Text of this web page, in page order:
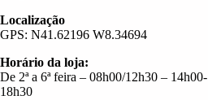
Localização
GPS: N41.62196 W8.34694
Horário da loja:
De 2ª a 6ª feira – 08h00/12h30 – 14h00-
18h30